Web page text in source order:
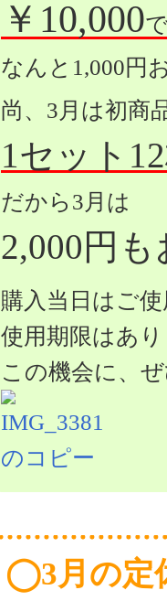
￥10,000
なんと1,000円
尚、3月は初商
1セット
だから3月は
2,000円
購入当日はご
使用期限はあ
この機会に、
◯3月の